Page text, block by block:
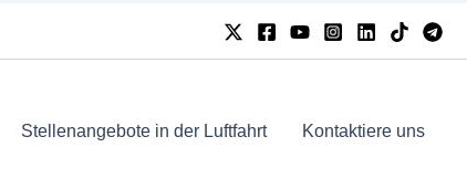
Stellenangebote in der Luftfahrt Kontaktiere uns